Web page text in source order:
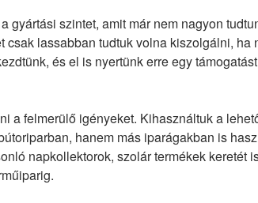
gyártási szintet, amit már nem nagyon
lassabban tudtuk volna kiszolgálni, ha
és el is nyertünk erre egy
a felmerülő igényeket. Kihasználtuk a
hanem más iparágakban is
napkollektorok, szolár termékek keretét